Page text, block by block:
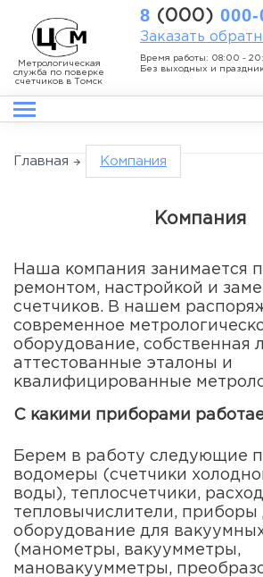
Метрологическая
служба по поверке
счетчиков в Томск
8 (000)000-
Заказать
Время работы: 08:00 -
Без выходных и
Главная Компания
Компания
Наша компания занимается
ремонтом, настройкой и
счетчиков. В нашем
современное
оборудование, собственная
аттестованные эталоны и
квалифицированные
С какими приборами
Берем в работу следующие
водомеры (счетчики
воды), теплосчетчики,
тепловычислители, приборы
оборудование для
(манометры, вакуумметры,
мановакуумметры,